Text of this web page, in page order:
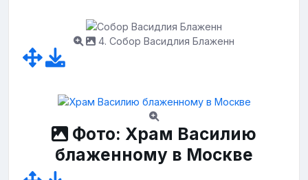
4. Собор Васидлия Блаженн
Фото: Храм Василию
блаженному в Москве